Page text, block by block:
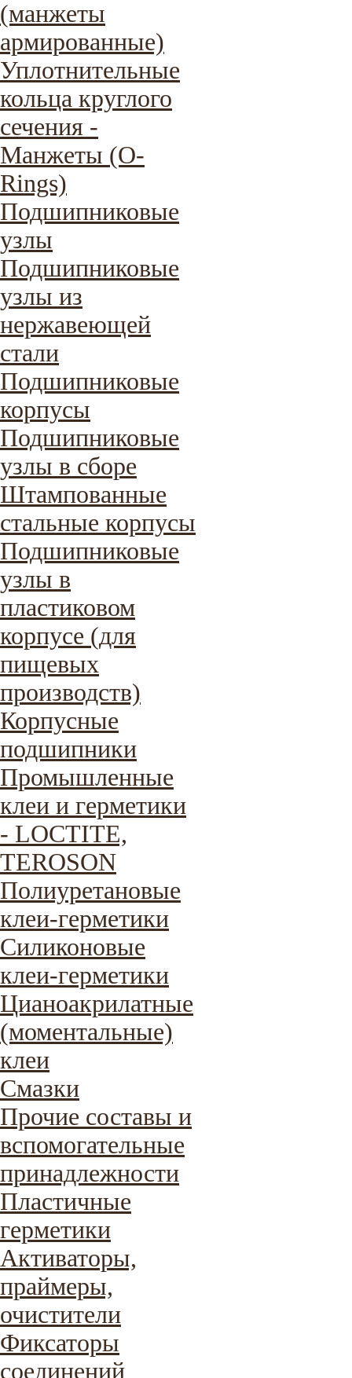
(манжеты
армированные)
Уплотнительные
кольца круглого
сечения -
Манжеты (O-
Rings)
Подшипниковые
узлы
Подшипниковые
узлы из
нержавеющей
стали
Подшипниковые
корпусы
Подшипниковые
узлы в сборе
Штампованные
стальные корпусы
Подшипниковые
узлы в
пластиковом
корпусе (для
пищевых
производств)
Корпусные
подшипники
Промышленные
клеи и герметики
- LOCTITE,
TEROSON
Полиуретановые
клеи-герметики
Силиконовые
клеи-герметики
Цианоакрилатные
(моментальные)
клеи
Смазки
Прочие составы и
вспомогательные
принадлежности
Пластичные
герметики
Активаторы,
праймеры,
очистители
Фиксаторы
соединений